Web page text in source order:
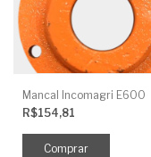
Mancal Incomagri E600
R$154,81